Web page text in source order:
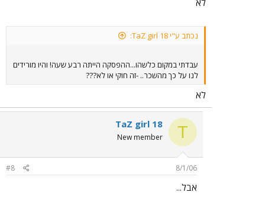
לא
נכתב ע"י TaZ girl 18:
עבדתי במקום כלשהו...ההפסקה הייתה רבע שעה! והיו מורידים
לנו על כך מהשכר.. -זה חוקי או לא???
לא
T
TaZ girl 18
New member
8/1/06
#8
אבל...